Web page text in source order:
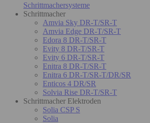
Schrittmachersysteme
Schrittmacher
Amvia Sky DR-T/SR-T
Amvia Edge DR-T/SR-T
Edora 8 DR-T/SR-T
Evity 8 DR-T/SR-T
Evity 6 DR-T/SR-T
Enitra 8 DR-T/SR-T
Enitra 6 DR-T/SR-T/DR/SR
Enticos 4 DR/SR
Solvia Rise DR-T/SR-T
Schrittmacher Elektroden
Solia CSP S
Solia